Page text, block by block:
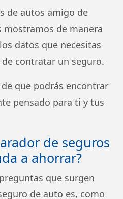
de autos amigo de
mostramos de manera
datos que necesitas
contratar un seguro.
que podrás encontrar
pensado para ti y tus
de seguros
a ahorrar?
que surgen
de auto es, como